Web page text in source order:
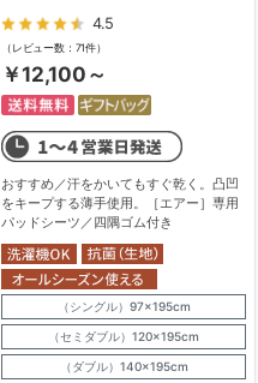
4.5
（レビュー数：71件）
￥12,100～
おすすめ／汗をかいてもすぐ乾く。凸凹
をキープする薄手使用。［エアー］専用
パッドシーツ／四隅ゴム付き
（シングル）97×195cm
（セミダブル）120×195cm
（ダブル）140×195cm